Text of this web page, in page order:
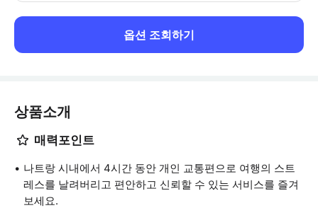
옵션 조회하기
상품소개
매력포인트
나트랑 시내에서 4시간 동안 개인 교통편으로 여행의 스트
레스를 날려버리고 편안하고 신뢰할 수 있는 서비스를 즐겨
보세요.